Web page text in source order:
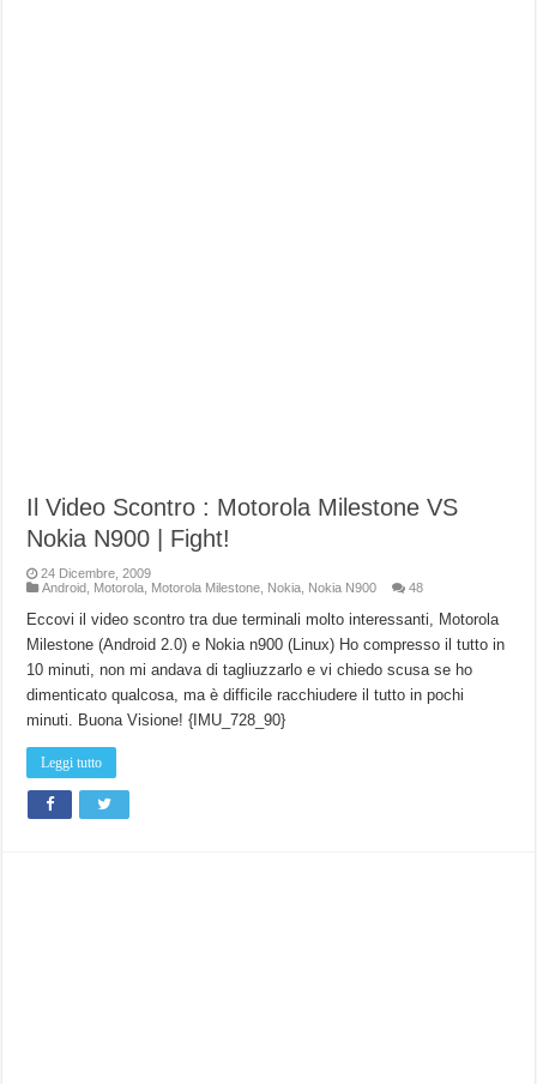
Il Video Scontro : Motorola Milestone VS
Nokia N900 | Fight!
24 Dicembre, 2009
Android Motorola Motorola Milestone Nokia Nokia N900 48
Eccovi il video scontro tra due terminali molto interessanti, Motorola
Milestone (Android 2.0) e Nokia n900 (Linux) Ho compresso il tutto in
10 minuti, non mi andava di tagliuzzarlo e vi chiedo scusa se ho
dimenticato qualcosa, ma è difficile racchiudere il tutto in pochi
minuti. Buona Visione! {IMU_728_90}
Leggi tutto